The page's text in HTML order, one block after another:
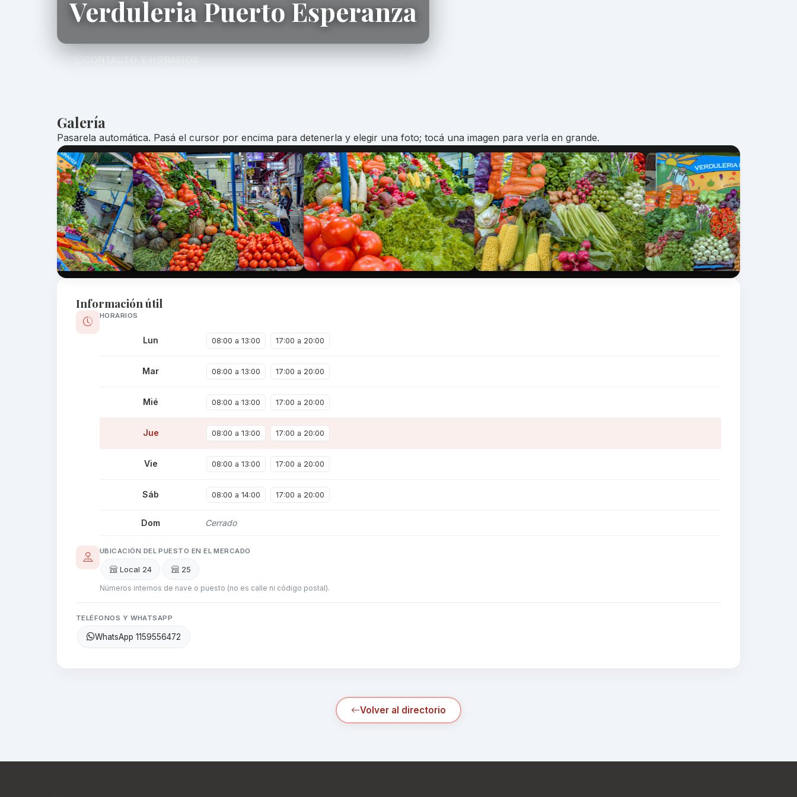
Verduleria Puerto Esperanza
CONTACTO Y HORARIOS
Galería
Pasarela automática. Pasá el cursor por encima para detenerla y elegir una foto; tocá una imagen para verla en grande.
Información útil
HORARIOS
Lun 08:00 a 13:00 17:00 a 20:00
Mar 08:00 a 13:00 17:00 a 20:00
Mié 08:00 a 13:00 17:00 a 20:00
Jue 08:00 a 13:00 17:00 a 20:00
Vie 08:00 a 13:00 17:00 a 20:00
Sáb 08:00 a 14:00 17:00 a 20:00
Dom Cerrado
UBICACIÓN DEL PUESTO EN EL MERCADO
Local 24 25
Números internos de nave o puesto (no es calle ni código postal).
TELÉFONOS Y WHATSAPP
WhatsApp 1159556472
Volver al directorio